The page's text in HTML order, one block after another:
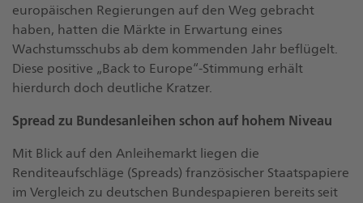
europäischen Regierungen auf den Weg gebracht
haben, hatten die Märkte in Erwartung eines
Wachstumsschubs ab dem kommenden Jahr beflügelt.
Diese positive „Back to Europe“-Stimmung erhält
hierdurch doch deutliche Kratzer.
Spread zu Bundesanleihen schon auf hohem Niveau
Mit Blick auf den Anleihemarkt liegen die
Renditeaufschläge (Spreads) französischer Staatspapiere
im Vergleich zu deutschen Bundespapieren bereits seit